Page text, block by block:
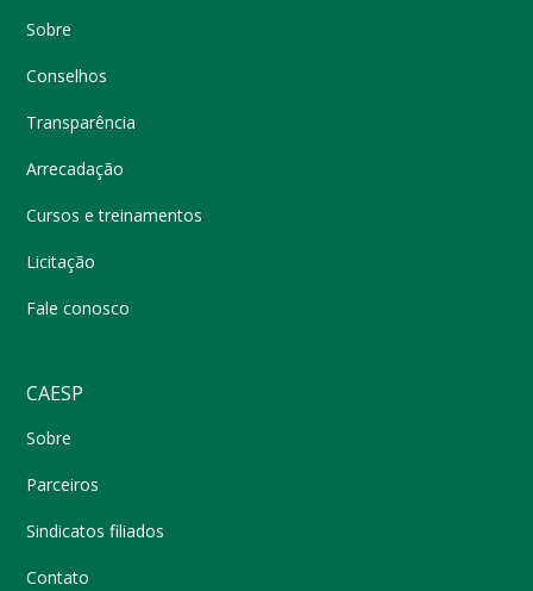
Sobre
Conselhos
Transparência
Arrecadação
Cursos e treinamentos
Licitação
Fale conosco
CAESP
Sobre
Parceiros
Sindicatos filiados
Contato